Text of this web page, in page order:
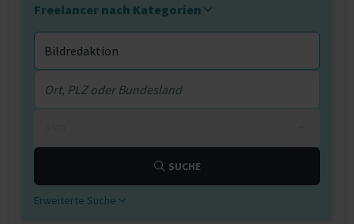
Freelancer nach Kategorien
SUCHE
Erweiterte Suche